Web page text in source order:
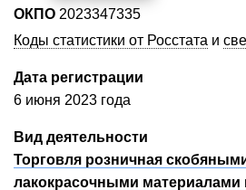
ОКПО 2023347335
Коды статистики от Росстата и
Дата регистрации
6 июня 2023 года
Вид деятельности
Торговля розничная
лакокрасочными материалами